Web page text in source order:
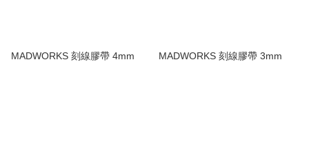
MADWORKS 刻線膠帶 4mm MADWORKS 刻線膠帶 3mm